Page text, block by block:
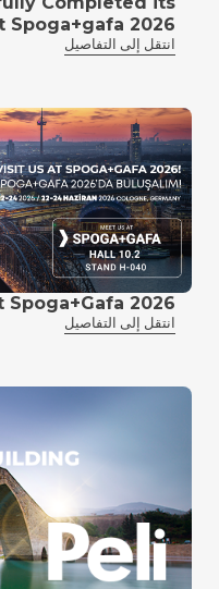
Spoga+gafa 2026
انتقل إلى التفاصيل
Spoga+Gafa 2026!
انتقل إلى التفاصيل